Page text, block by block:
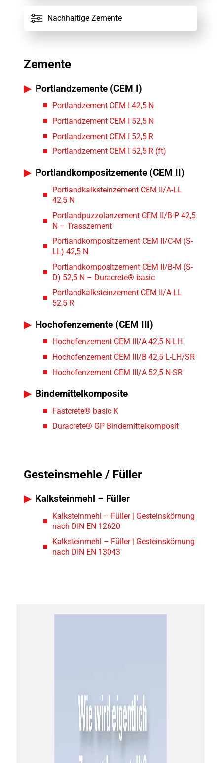
Nachhaltige Zemente
Zemente
Portlandzemente (CEM I)
Portlandzement CEM I 42,5 N
Portlandzement CEM I 52,5 N
Portlandzement CEM I 52,5 R
Portlandzement CEM I 52,5 R (ft)
Portlandkompositzemente (CEM II)
Portlandkalksteinzement CEM II/A-LL
42,5 N
Portlandpuzzolanzement CEM II/B-P 42,5
N – Trasszement
Portlandkompositzement CEM II/C-M (S-
LL) 42,5 N
Portlandkompositzement CEM II/B-M (S-
D) 52,5 N – Duracrete® basic
Portlandkalksteinzement CEM II/A-LL
52,5 R
Hochofenzemente (CEM III)
Hochofenzement CEM III/A 42,5 N-LH
Hochofenzement CEM III/B 42,5 L-LH/SR
Hochofenzement CEM III/A 52,5 N-SR
Bindemittelkomposite
Fastcrete® basic K
Duracrete® GP Bindemittelkomposit
Gesteinsmehle / Füller
Kalksteinmehl – Füller
Kalksteinmehl – Füller | Gesteinskörnung
nach DIN EN 12620
Kalksteinmehl – Füller | Gesteinskörnung
nach DIN EN 13043